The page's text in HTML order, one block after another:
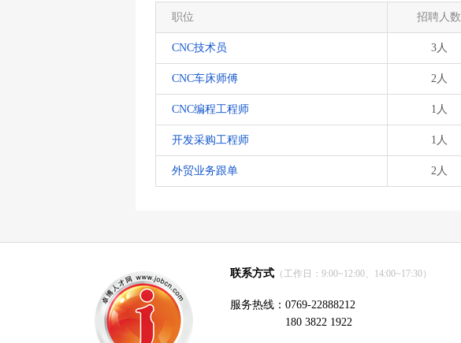
职位 招聘人数
CNC技术员 3人
CNC车床师傅 2人
CNC编程工程师 1人
开发采购工程师 1人
外贸业务跟单 2人
联系方式 （工作日：9:00~12:00、14:00~17:30）
服务热线：0769-22888212
180 3822 1922